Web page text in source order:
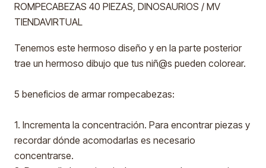
ROMPECABEZAS 40 PIEZAS, DINOSAURIOS / MV
TIENDAVIRTUAL
Tenemos este hermoso diseño y en la parte posterior
trae un hermoso dibujo que tus niñ@s pueden colorear.
5 beneficios de armar rompecabezas:
1. Incrementa la concentración. Para encontrar piezas y
recordar dónde acomodarlas es necesario
concentrarse.